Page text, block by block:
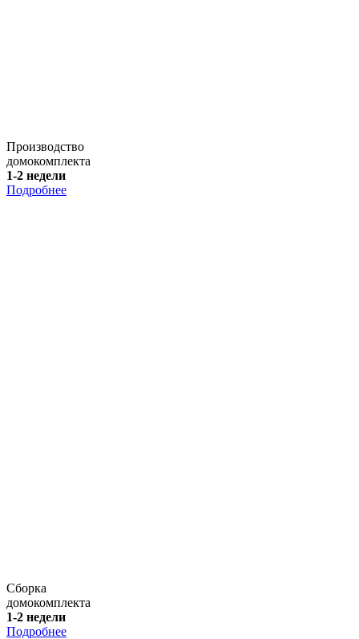
Производство
домокомплекта
1-2 недели
Подробнее
Сборка
домокомплекта
1-2 недели
Подробнее